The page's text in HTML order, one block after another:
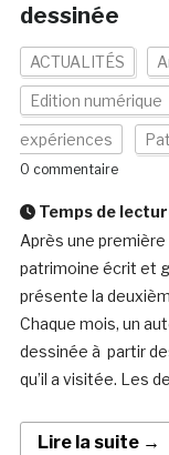
dessinée
ACTUALITÉS
Edition numérique
expériences
0 commentaire
Temps de
Après une
patrimoine écrit et
présente la
Chaque mois, un
dessinée à partir
qu’il a visitée. Les
Lire la suite →